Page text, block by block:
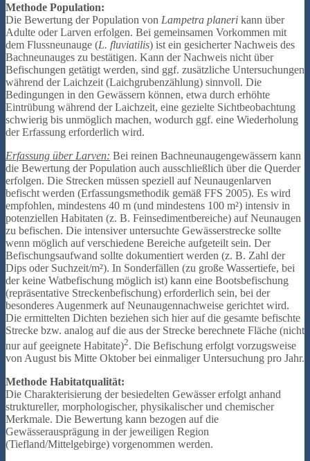
Methode Population:
Die Bewertung der Population von Lampetra planeri kann über
Adulte oder Larven erfolgen. Bei gemeinsamen Vorkommen mit
dem Flussneunauge (L. fluviatilis) ist ein gesicherter Nachweis des
Bachneunauges zu bestätigen. Kann der Nachweis nicht über
Befischungen getätigt werden, sind ggf. zusätzliche Untersuchungen
während der Laichzeit (Laichgrubenzählung) sinnvoll. Die
Bedingungen in den Gewässern können, etwa durch erhöhte
Eintrübung während der Laichzeit, eine gezielte Sichtbeobachtung
schwierig bis unmöglich machen, wodurch ggf. eine Wiederholung
der Erfassung erforderlich wird.
Erfassung über Larven: Bei reinen Bachneunaugengewässern kann
die Bewertung der Population auch ausschließlich über die Querder
erfolgen. Die Strecken müssen speziell auf Neunaugenlarven
befischt werden (Erfassungsmethodik gemäß FFS 2005). Es wird
empfohlen, mindestens 40 m (und mindestens 100 m²) intensiv in
potenziellen Habitaten (z. B. Feinsedimentbereiche) auf Neunaugen
zu befischen. Die intensiver untersuchte Gewässerstrecke sollte
wenn möglich auf verschiedene Bereiche aufgeteilt sein. Der
Befischungsaufwand sollte dokumentiert werden (z. B. Zahl der
Dips oder Suchzeit/m²). In Sonderfällen (zu große Wassertiefe, bei
der keine Watbefischung möglich ist) kann eine Bootsbefischung
(repräsentative Streckenbefischung) erforderlich sein, bei der
besonderes Augenmerk auf Neunaugennachweise gerichtet wird.
Die ermittelten Dichten beziehen sich hier auf die gesamte befischte
Strecke bzw. analog auf die aus der Strecke berechnete Fläche (nicht
nur auf geeignete Habitate)2. Die Befischung erfolgt vorzugsweise
von August bis Mitte Oktober bei einmaliger Untersuchung pro Jahr.
Methode Habitatqualität:
Die Charakterisierung der besiedelten Gewässer erfolgt anhand
struktureller, morphologischer, physikalischer und chemischer
Merkmale. Die Bewertung kann bezogen auf die
Gewässerausprägung in der jeweiligen Region
(Tiefland/Mittelgebirge) vorgenommen werden.